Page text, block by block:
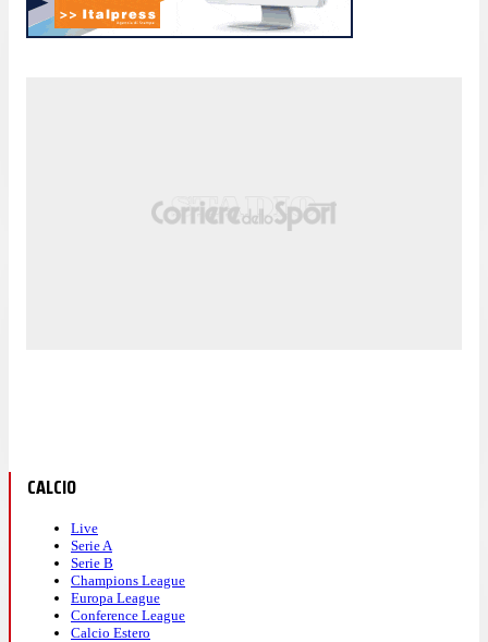
CALCIO
Live
Serie A
Serie B
Champions League
Europa League
Conference League
Calcio Estero